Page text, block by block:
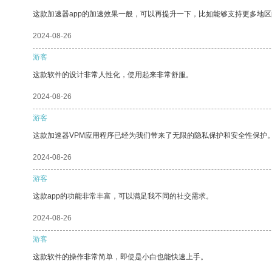
这款加速器app的加速效果一般，可以再提升一下，比如能够支持更多地区
2024-08-26
游客
这款软件的设计非常人性化，使用起来非常舒服。
2024-08-26
游客
这款加速器VPM应用程序已经为我们带来了无限的隐私保护和安全性保护。
2024-08-26
游客
这款app的功能非常丰富，可以满足我不同的社交需求。
2024-08-26
游客
这款软件的操作非常简单，即使是小白也能快速上手。